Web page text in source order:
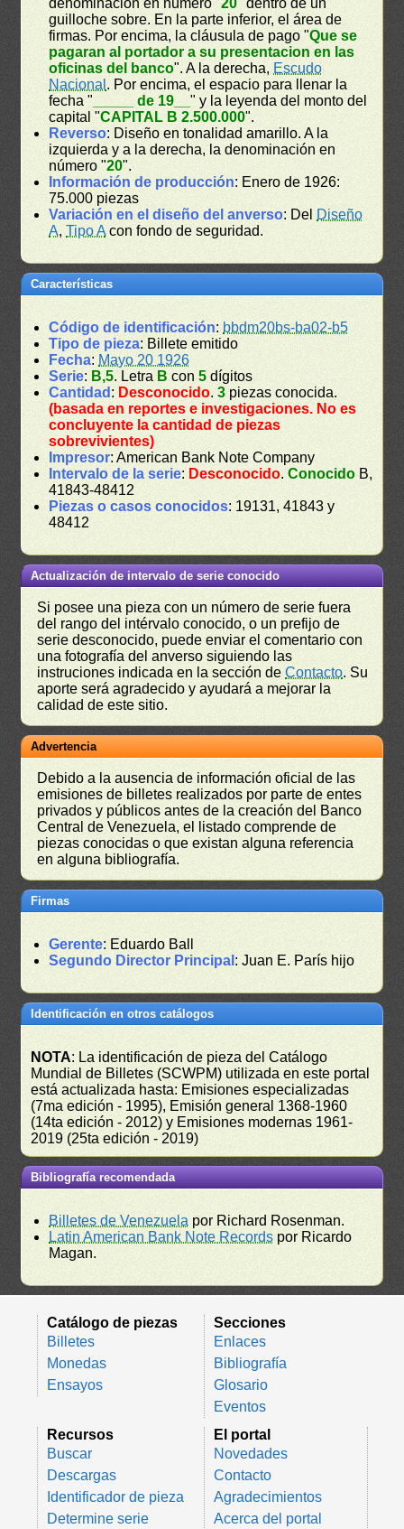
denominación en número "20" dentro de un
guilloche sobre. En la parte inferior, el área de
firmas. Por encima, la cláusula de pago "Que se
pagaran al portador a su presentacion en las
oficinas del banco". A la derecha, Escudo
Nacional . Por encima, el espacio para llenar la
fecha " _____ de 19__" y la leyenda del monto del
capital "CAPITAL B 2.500.000".
Reverso: Diseño en tonalidad amarillo. A la
izquierda y a la derecha, la denominación en
número "20".
Información de producción: Enero de 1926:
75.000 piezas
Variación en el diseño del anverso: Del Diseño
A,Tipo Acon fondo de seguridad.
Características
Código de identificación: bbdm20bs-ba02-b5
Tipo de pieza: Billete emitido
Fecha: Mayo 20 1926
Serie: B,5. Letra B con5 dígitos
Cantidad : Desconocido.3 piezas conocida.
(basada en reportes e investigaciones. No es
concluyente la cantidad de piezas
sobrevivientes)
Impresor: American Bank Note Company
Intervalo de la serie: Desconocido.Conocido B,
41843-48412
Piezas o casos conocidos: 19131, 41843 y
48412
Actualización de intervalo de serie conocido
Si posee una pieza con un número de serie fuera
del rango del intérvalo conocido, o un prefijo de
serie desconocido, puede enviar el comentario con
una fotografía del anverso siguiendo las
instruciones indicada en la sección deContacto. Su
aporte será agradecido y ayudará a mejorar la
calidad de este sitio.
Advertencia
Debido a la ausencia de información oficial de las
emisiones de billetes realizados por parte de entes
privados y públicos antes de la creación del Banco
Central de Venezuela, el listado comprende de
piezas conocidas o que existan alguna referencia
en alguna bibliografía.
Firmas
Gerente: Eduardo Ball
Segundo Director Principal : Juan E. París hijo
Identificación en otros catálogos
NOTA: La identificación de pieza del Catálogo
Mundial de Billetes (SCWPM) utilizada en este portal
está actualizada hasta: Emisiones especializadas
(7ma edición - 1995), Emisión general 1368-1960
(14ta edición - 2012) y Emisiones modernas 1961-
2019 (25ta edición - 2019)
Bibliografía recomendada
Billetes de Venezuela por Richard Rosenman.
Latin American Bank Note Records por Ricardo
Magan.
Catálogo de piezas
Billetes
Monedas
Ensayos
Secciones
Enlaces
Bibliografía
Glosario
Eventos
Recursos
Buscar
Descargas
Identificador de pieza
Determine serie
El portal
Novedades
Contacto
Agradecimientos
Acerca del portal